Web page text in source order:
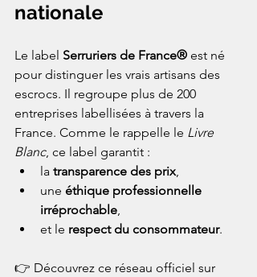
nationale
Le label Serruriers de France® est né
pour distinguer les vrais artisans des
escrocs. Il regroupe plus de 200
entreprises labellisées à travers la
France. Comme le rappelle le Livre
Blanc, ce label garantit :
la transparence des prix,
une éthique professionnelle
irréprochable,
et le respect du consommateur.
👉 Découvrez ce réseau officiel sur